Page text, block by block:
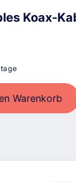
Koax-
Warenkorb